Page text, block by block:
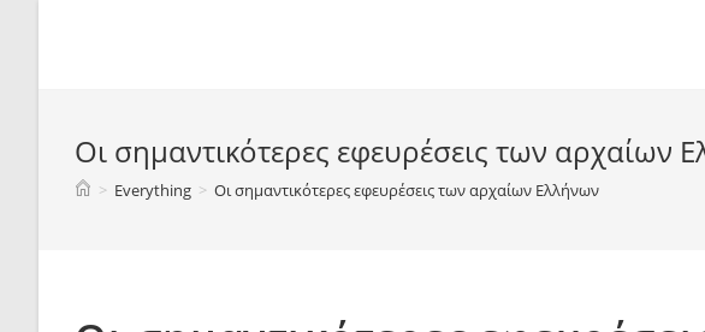
Οι σημαντικότερες εφευρέσεις των αρχαίων
> Everything > Οι σημαντικότερες εφευρέσεις των αρχαίων Ελλήνων